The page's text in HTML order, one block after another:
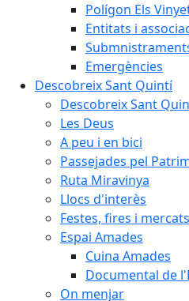
Polígon Els
Entitats i
Emergències
Descobreix Sant Quintí
Descobreix Sant
Les Deus
A peu i en bici
Passejades pel
Ruta Miravinya
Llocs d'interès
Festes, fires i mercats
Espai Amades
Cuina Amades
Documental de
On menjar